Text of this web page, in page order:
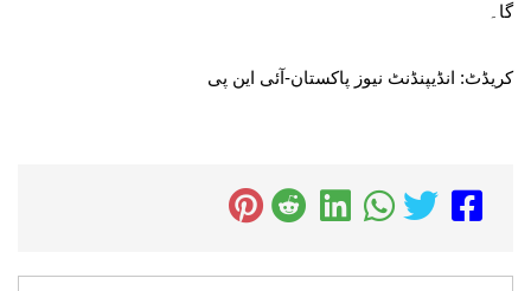
گا۔
کریڈٹ: انڈیپنڈنٹ نیوز پاکستان-آئی این پی